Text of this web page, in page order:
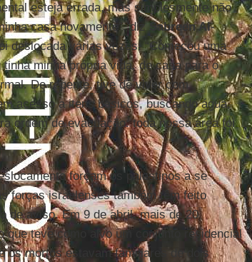
esteja errada, mas simplesmente não
casa novamente”, diz Sabreen Al-
deslocada várias vezes. “Começou uma
minha própria vida, de casa para o
De repente, tive de viver com
acesso a itens básicos, buscando água,
ordem de evacuação: toda nossa área foi
forçam os palestinos a se
forças israelenses também têm feito
de aviso. Em 9 de abril, mais de 20
que teve como alvo um conjunto residencial
os mortos estavam familiares de dois